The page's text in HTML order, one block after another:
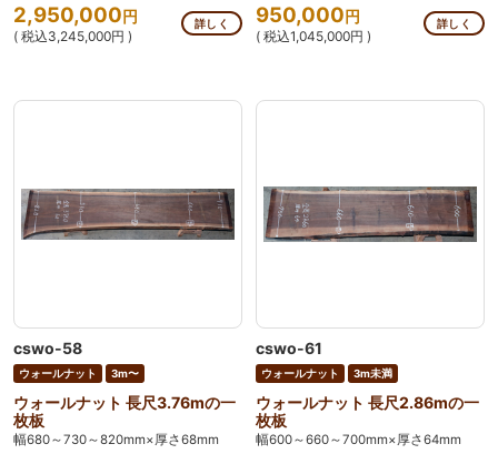
2,950,000円
( 税込3,245,000円 )
詳しく 950,000円
( 税込1,045,000円 )
詳しく
cswo-58
ウォールナット 3m〜
ウォールナット 長尺3.76mの一
枚板
幅680～730～820mm×厚さ68mm
cswo-61
ウォールナット 3m未満
ウォールナット 長尺2.86mの一
枚板
幅600～660～700mm×厚さ64mm